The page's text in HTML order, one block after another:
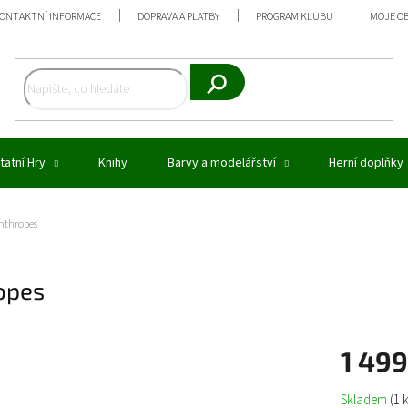
INFORMACE DOPRAVA A PLATBY PROGRAM KLUBU MOJE
Hledat
Hry Knihy Barvy a modelářství Herní doplňky
1
Měrná
Skladem (1